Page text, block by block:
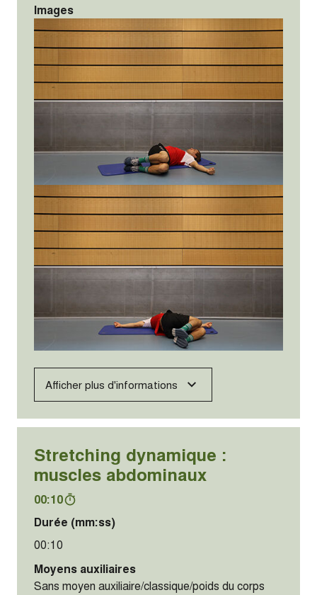
Images
Afficher plus d'informations
Stretching dynamique :
muscles abdominaux
00:10
Durée (mm:ss)
00:10
Moyens auxiliaires
Sans moyen auxiliaire/classique/poids du corps